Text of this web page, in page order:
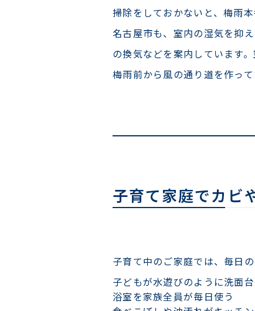
掃除をしておかないと、梅雨
名古屋市も、室内の湿気を抑
の換気などを案内しています
梅雨前から風の通り道を作って
子育て家庭でカビ
子育て中のご家庭では、毎日
子どもが水遊びのように洗面
浴室を家族全員が毎日使う